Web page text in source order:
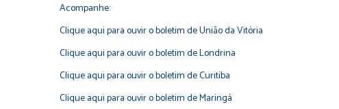
Acompanhe:
Clique aqui para ouvir o boletim de União da Vitória
Clique aqui para ouvir o boletim de Londrina
Clique aqui para ouvir o boletim de Curitiba
Clique aqui para ouvir o boletim de Maringá